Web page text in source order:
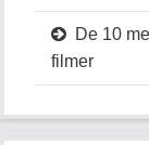
De 10
filmer